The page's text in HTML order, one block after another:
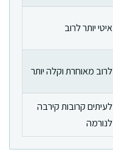
איטי יותר לרוב
לרוב מאוחרת וקלה יותר
לעיתים קרובות קירבה
לנורמה